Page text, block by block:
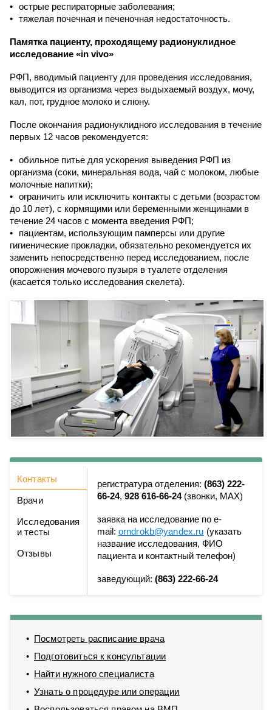
острые респираторные заболевания;
тяжелая почечная и печеночная недостаточность.
Памятка пациенту, проходящему радионуклидное
исследование «in vivo»
РФП, вводимый пациенту для проведения исследования,
выводится из организма через выдыхаемый воздух, мочу,
кал, пот, грудное молоко и слюну.
После окончания радионуклидного исследования в течение
первых 12 часов рекомендуется:
обильное питье для ускорения выведения РФП из
организма (соки, минеральная вода, чай с молоком, любые
молочные напитки);
ограничить или исключить контакты с детьми (возрастом
до 10 лет), с кормящими или беременными женщинами в
течение 24 часов с момента введения РФП;
пациентам, использующим памперсы или другие
гигиенические прокладки, обязательно рекомендуется их
заменить непосредственно перед исследованием, после
опорожнения мочевого пузыря в туалете отделения
(касается только исследования скелета).
Контакты
Врачи
Исследования
и тесты
Отзывы
регистратура отделения: (863) 222-
66-24, 928 616-66-24(звонки, MAX)
заявка на исследование по e-
mail: orndrokb@yandex.ru (указать
название исследования, ФИО
пациента и контактный телефон)
заведующий: (863) 222-66-24
Посмотреть расписание врача
Подготовиться к консультации
Найти нужного специалиста
Узнать о процедуре или операции